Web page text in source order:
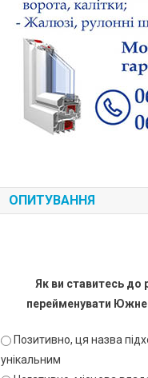
ОПИТУВАННЯ
Як ви ставитесь до
перейменувати
Позитивно, ця назва
унікальним